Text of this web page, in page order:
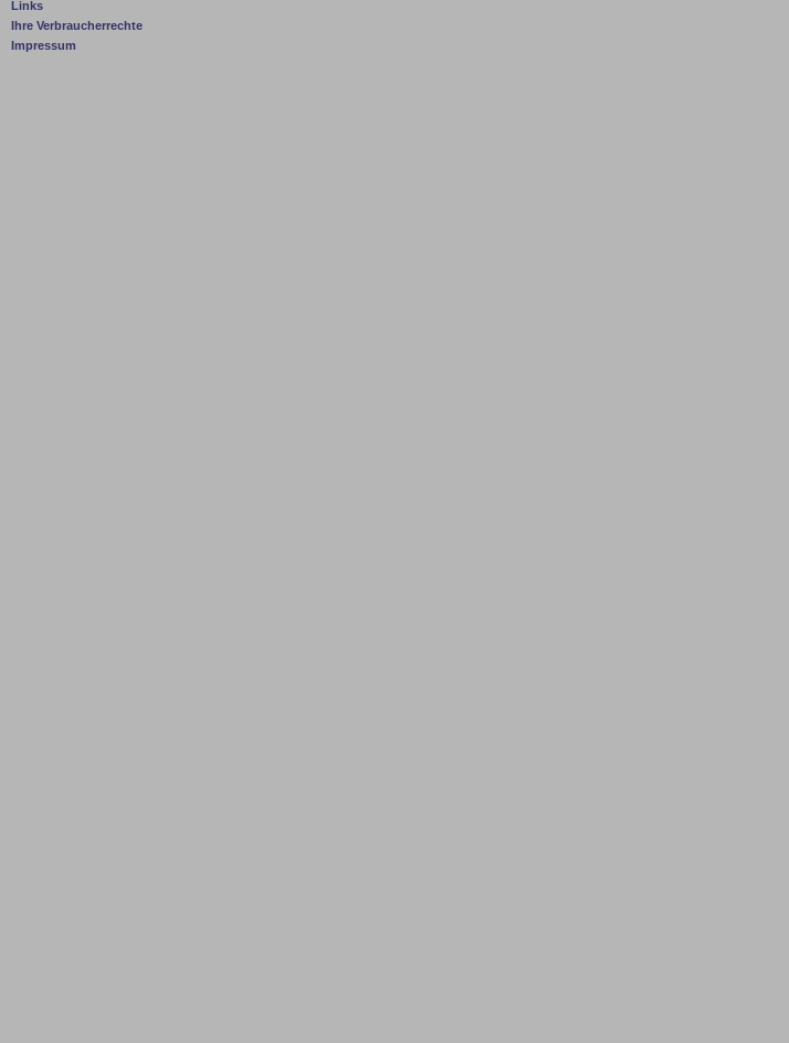
Links
Ihre Verbraucherrechte
Impressum